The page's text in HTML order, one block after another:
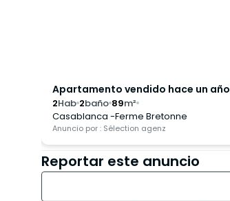
Apartamento vendido hace un año
2Hab 2baño 89m²
Casablanca -Ferme Bretonne
Anuncio por : Sélection agenz
Reportar este anuncio